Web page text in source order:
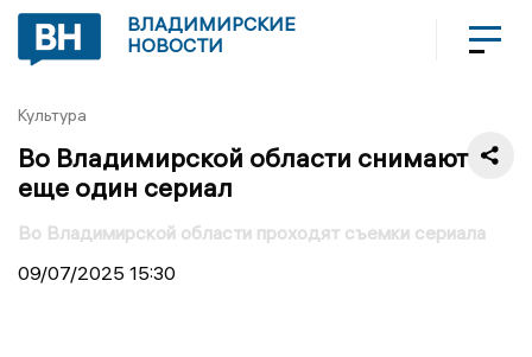
ВЛАДИМИРСКИЕ
НОВОСТИ
Культура
Во Владимирской области снимают
еще один сериал
Во Владимирской области проходят съемки сериала
09/07/2025 15:30